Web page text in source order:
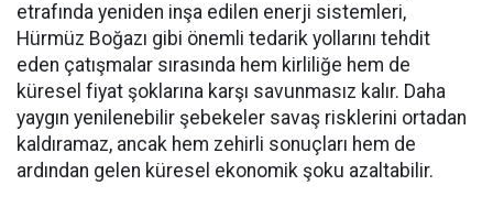
etrafında yeniden inşa edilen enerji sistemleri,
Hürmüz Boğazı gibi önemli tedarik yollarını tehdit
eden çatışmalar sırasında hem kirliliğe hem de
küresel fiyat şoklarına karşı savunmasız kalır. Daha
yaygın yenilenebilir şebekeler savaş risklerini ortadan
kaldıramaz, ancak hem zehirli sonuçları hem de
ardından gelen küresel ekonomik şoku azaltabilir.